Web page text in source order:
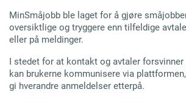
MinSmåjobb ble laget for å gjøre
oversiktlige og tryggere enn tilfeldige
eller på meldinger.
I stedet for at kontakt og avtaler
kan brukerne kommunisere via
gi hverandre anmeldelser etterpå.